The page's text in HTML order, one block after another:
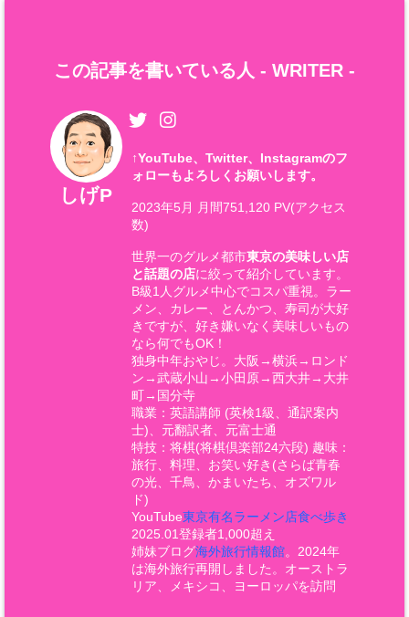
この記事を書いている人 - WRITER -
しげP
↑YouTube、Twitter、Instagramのフ
ォローもよろしくお願いします。
2023年5月 月間751,120 PV(アクセス
数)
世界一のグルメ都市東京の美味しい店
と話題の店に絞って紹介しています。
B級1人グルメ中心でコスパ重視。ラー
メン、カレー、とんかつ、寿司が大好
きですが、好き嫌いなく美味しいもの
なら何でもOK！
独身中年おやじ。大阪→横浜→ロンド
ン→武蔵小山→小田原→西大井→大井
町→国分寺
職業：英語講師 (英検1級、通訳案内
士)、元翻訳者、元富士通
特技：将棋(将棋倶楽部24六段) 趣味：
旅行、料理、お笑い好き(さらば青春
の光、千鳥、かまいたち、オズワル
ド)
YouTube東京有名ラーメン店食べ歩き
2025.01登録者1,000超え
姉妹ブログ海外旅行情報館。2024年
は海外旅行再開しました。オーストラ
リア、メキシコ、ヨーロッパを訪問